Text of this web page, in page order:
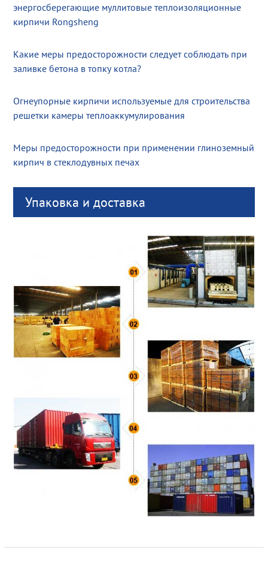
энергосберегающие муллитовые теплоизоляционные
кирпичи Rongsheng
Какие меры предосторожности следует соблюдать при
заливке бетона в топку котла?
Огнеупорные кирпичи используемые для строительства
решетки камеры теплоаккумулирования
Меры предосторожности при применении глиноземный
кирпич в стеклодувных печах
Упаковка и доставка